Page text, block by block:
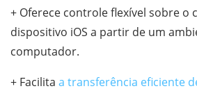
+ Oferece controle flexível sobre o
dispositivo iOS a partir de um
computador.
+ Facilita a transferência eficiente